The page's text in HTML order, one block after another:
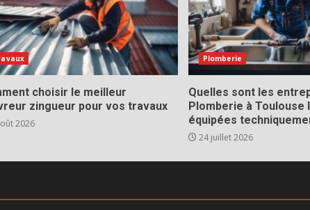
choisir le meilleur
zingueur pour vos travaux
2026
Plomberie
Quelles sont les
Plomberie à Toulouse
équipées
24 juillet 2026